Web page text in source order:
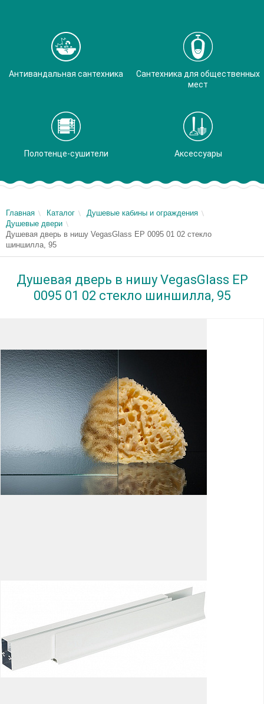
Антивандальная сантехника
Сантехника для общественных
мест
Полотенце-сушители Аксессуары
Главная Каталог
Душевые кабины и ограждения
Душевые двери
Душевая дверь в нишу VegasGlass EP 0095 01 02 стекло
шиншилла, 95
Душевая дверь в нишу VegasGlass EP
0095 01 02 стекло шиншилла, 95